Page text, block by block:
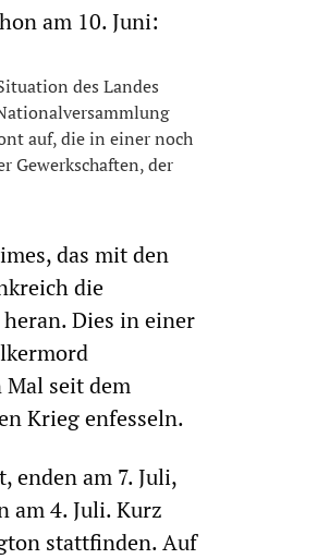
am 10. Juni:
des Landes
auf, die in einer noch
Gewerkschaften, der
das mit den
die
Dies in einer
Mal seit dem
Krieg enfesseln.
enden am 7. Juli,
am 4. Juli. Kurz
stattfinden. Auf